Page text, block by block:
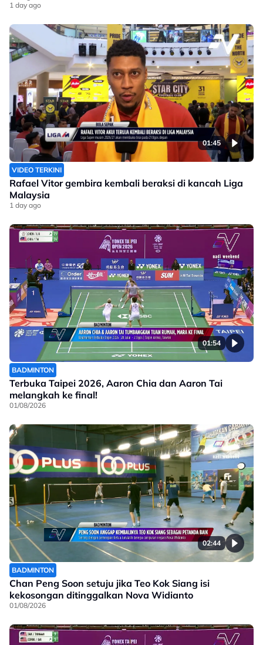
1 day ago
01:45
VIDEO TERKINI
Rafael Vitor gembira kembali beraksi di kancah Liga
Malaysia
1 day ago
01:54
BADMINTON
Terbuka Taipei 2026, Aaron Chia dan Aaron Tai
melangkah ke final!
01/08/2026
02:44
BADMINTON
Chan Peng Soon setuju jika Teo Kok Siang isi
kekosongan ditinggalkan Nova Widianto
01/08/2026